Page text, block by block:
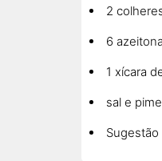
2
6
1 xícara
sal e